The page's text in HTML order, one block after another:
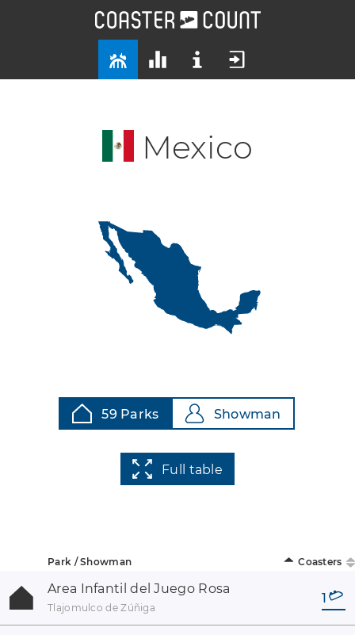
Mexico
59 Parks Showman
Full table
Park / Showman Coasters
Area Infantil del Juego Rosa
Tlajomulco de Zúñiga
1